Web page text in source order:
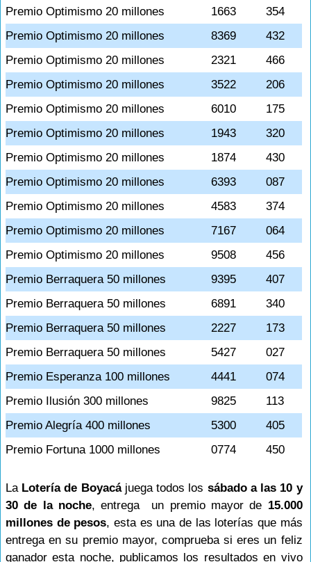
Premio Optimismo 20 millones
1663
354
Premio Optimismo 20 millones
8369
432
Premio Optimismo 20 millones
2321
466
Premio Optimismo 20 millones
3522
206
Premio Optimismo 20 millones
6010
175
Premio Optimismo 20 millones
1943
320
Premio Optimismo 20 millones
1874
430
Premio Optimismo 20 millones
6393
087
Premio Optimismo 20 millones
4583
374
Premio Optimismo 20 millones
7167
064
Premio Optimismo 20 millones
9508
456
Premio Berraquera 50 millones
9395
407
Premio Berraquera 50 millones
6891
340
Premio Berraquera 50 millones
2227
173
Premio Berraquera 50 millones
5427
027
Premio Esperanza 100 millones
4441
074
Premio Ilusión 300 millones
9825
113
Premio Alegría 400 millones
5300
405
Premio Fortuna 1000 millones
0774 450
La Lotería de Boyacá juega todos los sábado a las 10 y
30 de la noche, entrega un premio mayor de 15.000
millones de pesos, esta es una de las loterías que más
entrega en su premio mayor, comprueba si eres un feliz
ganador esta noche, publicamos los resultados en vivo